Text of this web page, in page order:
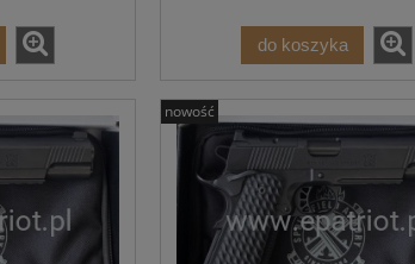
do koszyka
nowość